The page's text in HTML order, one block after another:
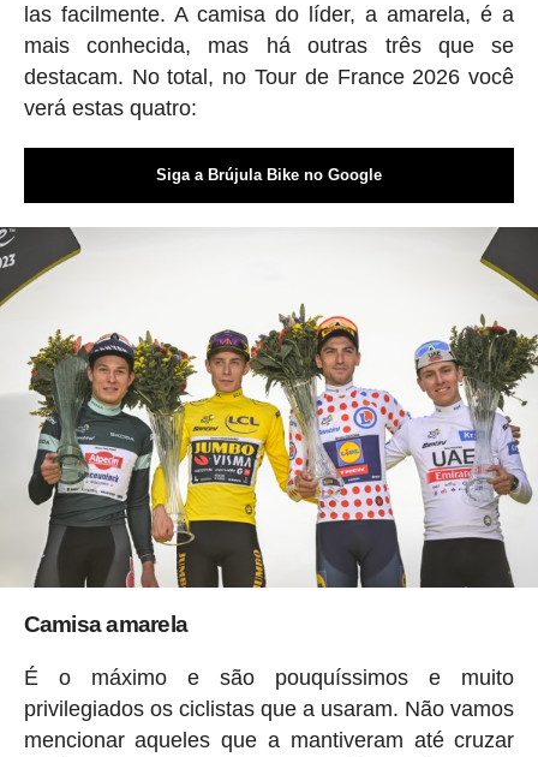
las facilmente. A camisa do líder, a amarela, é a
mais conhecida, mas há outras três que se
destacam. No total, no Tour de France 2026 você
verá estas quatro:
Siga a Brújula Bike no Google
Camisa amarela
É o máximo e são pouquíssimos e muito
privilegiados os ciclistas que a usaram. Não vamos
mencionar aqueles que a mantiveram até cruzar